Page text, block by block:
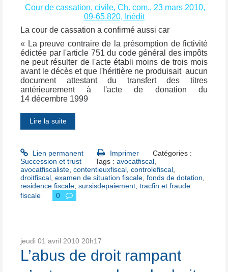
Cour de cassation, civile, Ch. com., 23 mars 2010,
09-65.820, Inédit
La cour de cassation a confirmé aussi car
« La preuve contraire de la présomption de fictivité
édictée par l'article 751 du code général des impôts
ne peut résulter de l'acte établi moins de trois mois
avant le décès et que l'héritière ne produisait aucun
document attestant du transfert des titres
antérieurement à l'acte de donation du
14 décembre 1999
Lire la suite
Lien permanent Imprimer
Catégories :
Succession et trust
Tags :avocatfiscal,
avocatfiscaliste, contentieuxfiscal, controlefiscal,
droitfiscal, examen de situation fiscale, fonds de dotation,
residence fiscale, sursisdepaiement, tracfin et fraude
fiscale
0
jeudi 01 avril 2010 20h17
L’abus de droit rampant